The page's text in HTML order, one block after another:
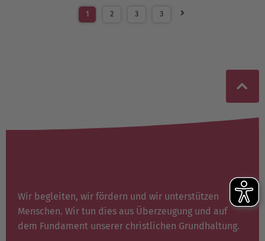
1 2 3 3
Wir begleiten, wir fördern und wir unterstützen
Menschen. Wir tun dies aus Überzeugung und auf
dem Fundament unserer christlichen Grundhaltung.